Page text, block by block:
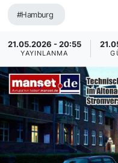
#Hamburg
21.05.2026 - 20:55
YAYINLANMA